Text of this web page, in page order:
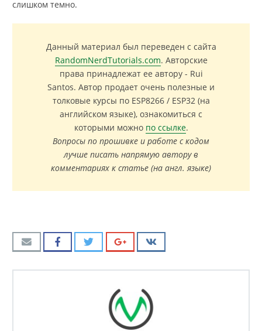
слишком темно.
Данный материал был переведен с сайта
RandomNerdTutorials.com. Авторские
права принадлежат ее автору - Rui
Santos. Автор продает очень полезные и
толковые курсы по ESP8266 / ESP32 (на
английском языке), ознакомиться с
которыми можно по ссылке.
Вопросы по прошивке и работе с кодом
лучше писать напрямую автору в
комментариях к статье (на англ. языке)